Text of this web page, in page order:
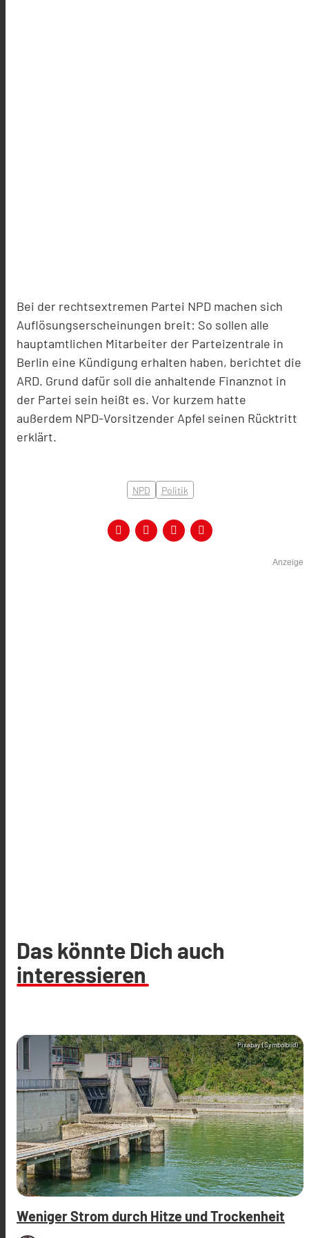
Bei der rechtsextremen Partei NPD machen sich
Auflösungserscheinungen breit: So sollen alle
hauptamtlichen Mitarbeiter der Parteizentrale in
Berlin eine Kündigung erhalten haben, berichtet die
ARD. Grund dafür soll die anhaltende Finanznot in
der Partei sein heißt es. Vor kurzem hatte
außerdem NPD-Vorsitzender Apfel seinen Rücktritt
erklärt.
NPD Politik
Anzeige
Das könnte Dich auch
interessieren
Pixabay (Symbolbild)
Weniger Strom durch Hitze und Trockenheit